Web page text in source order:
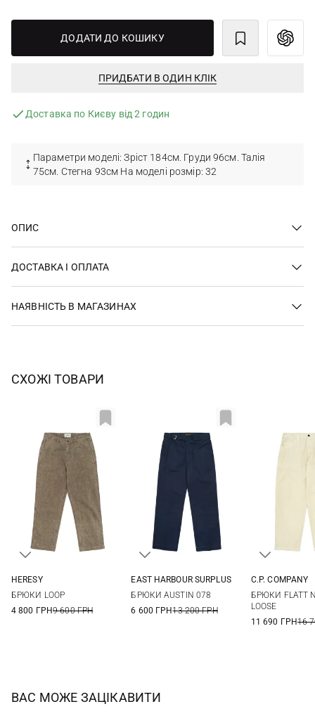
ДОДАТИ ДО КОШИКУ
ПРИДБАТИ В ОДИН КЛІК
Доставка по Києву від 2 годин
Параметри моделі: Зріст 184см. Груди 96см. Талія
75см. Стегна 93см На моделі розмір: 32
ОПИС
ДОСТАВКА І ОПЛАТА
НАЯВНІСТЬ В МАГАЗИНАХ
СХОЖІ ТОВАРИ
HERESY
БРЮКИ LOOP
4 800 ГРН9 600 ГРН
EAST HARBOUR SURPLUS
БРЮКИ AUSTIN 078
6 600 ГРН13 200 ГРН
54
C.P. COMPANY
БРЮКИ FLATT
LOOSE
11 690 ГРН16
ВАС МОЖЕ ЗАЦІКАВИТИ